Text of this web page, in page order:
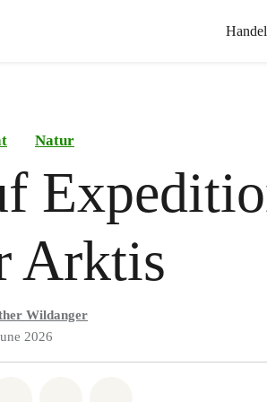
Natur
Arktis
Wildanger
2026